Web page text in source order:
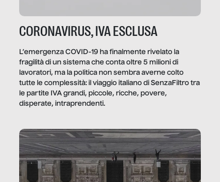
CORONAVIRUS, IVA ESCLUSA
L’emergenza COVID-19 ha finalmente rivelato la
fragilità di un sistema che conta oltre 5 milioni di
lavoratori, ma la politica non sembra averne colto
tutte le complessità: il viaggio italiano di SenzaFiltro tra
le partite IVA grandi, piccole, ricche, povere,
disperate, intraprendenti.